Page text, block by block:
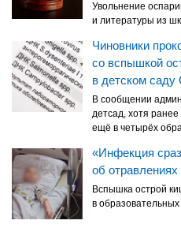
Увольнение
и литературы из
Чиновники
со вспышкой
в детском
В сообщении
детсад, хотя
ещё в четырёх
«Инфекция
об
Вспышка острой
в